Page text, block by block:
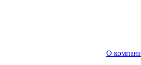
О